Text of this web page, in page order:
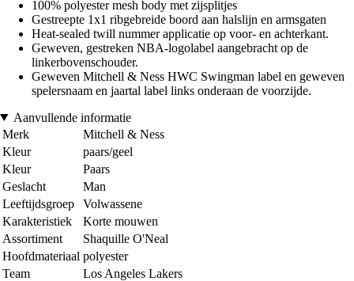
100% polyester mesh body met zijsplitjes
Gestreepte 1x1 ribgebreide boord aan halslijn en armsgaten
Heat-sealed twill nummer applicatie op voor- en achterkant.
Geweven, gestreken NBA-logolabel aangebracht op de
linkerbovenschouder.
Geweven Mitchell & Ness HWC Swingman label en geweven
spelersnaam en jaartal label links onderaan de voorzijde.
Aanvullende informatie
Merk
Mitchell & Ness
Kleur
paars/geel
Kleur
Paars
Geslacht
Man
Leeftijdsgroep
Volwassene
Karakteristiek
Korte mouwen
Assortiment
Shaquille O'Neal
Hoofdmateriaal polyester
Team
Los Angeles Lakers